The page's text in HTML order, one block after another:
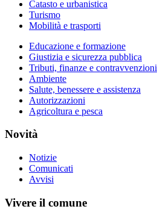
Catasto e urbanistica
Turismo
Mobilità e trasporti
Educazione e formazione
Giustizia e sicurezza pubblica
Tributi, finanze e contravvenzioni
Ambiente
Salute, benessere e assistenza
Autorizzazioni
Agricoltura e pesca
Novità
Notizie
Comunicati
Avvisi
Vivere il comune